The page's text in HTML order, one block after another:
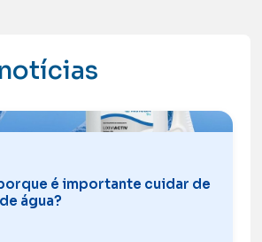
é importante cuidar de
água?